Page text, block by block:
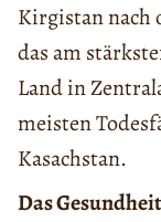
Kirgistan nach
das am
Land in
meisten
Kasachstan.
Das